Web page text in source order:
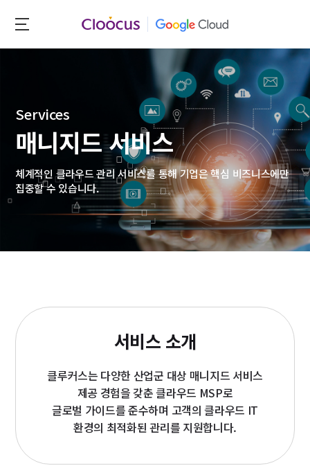
main
Services
매니지드 서비스
체계적인 클라우드 관리 서비스를 통해 기업은 핵심 비즈니스에만
집중할 수 있습니다.
서비스 소개
클루커스는 다양한 산업군 대상 매니지드 서비스
제공 경험을 갖춘 클라우드 MSP로
글로벌 가이드를 준수하며 고객의 클라우드 IT
환경의 최적화된 관리를 지원합니다.